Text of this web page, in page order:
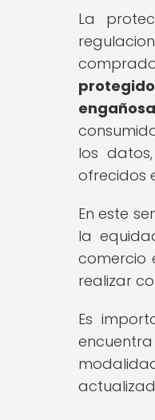
La
los
ofrecidos
En este
la
comercio
realizar
Es